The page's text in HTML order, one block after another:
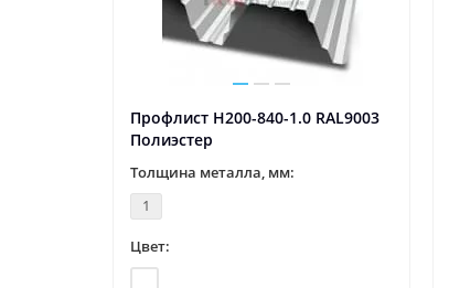
Профлист Н200-840-1.0 RAL9003
Полиэстер
Толщина металла, мм:
1
Цвет: